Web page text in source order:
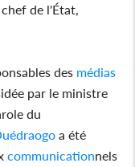
de l'État,
des médias
par le ministre
du
a été
communicationnels